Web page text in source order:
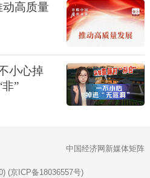
动高质量
小心掉
”
中国经济网新媒体矩阵
(京ICP备18036557号)